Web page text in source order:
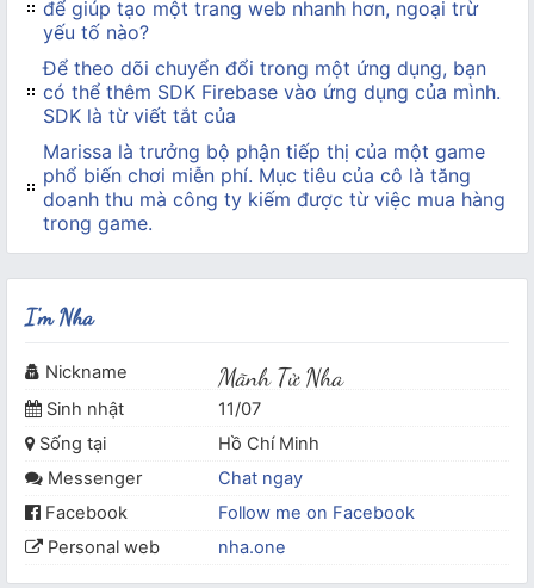
để giúp tạo một trang web nhanh hơn, ngoại trừ
yếu tố nào?
Để theo dõi chuyển đổi trong một ứng dụng, bạn
có thể thêm SDK Firebase vào ứng dụng của mình.
SDK là từ viết tắt của
Marissa là trưởng bộ phận tiếp thị của một game
phổ biến chơi miễn phí. Mục tiêu của cô là tăng
doanh thu mà công ty kiếm được từ việc mua hàng
trong game.
I'm Nha
Nickname Mãnh Tử Nha
Sinh nhật
11/07
Sống tại
Hồ Chí Minh
Messenger
Chat ngay
Facebook
Follow me on Facebook
Personal web
nha.one